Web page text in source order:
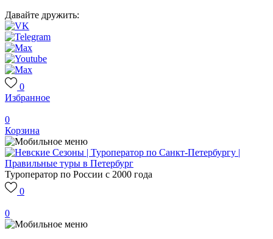
Давайте дружить:
0
Избранное
0
Корзина
Туроператор по России с 2000 года
0
0